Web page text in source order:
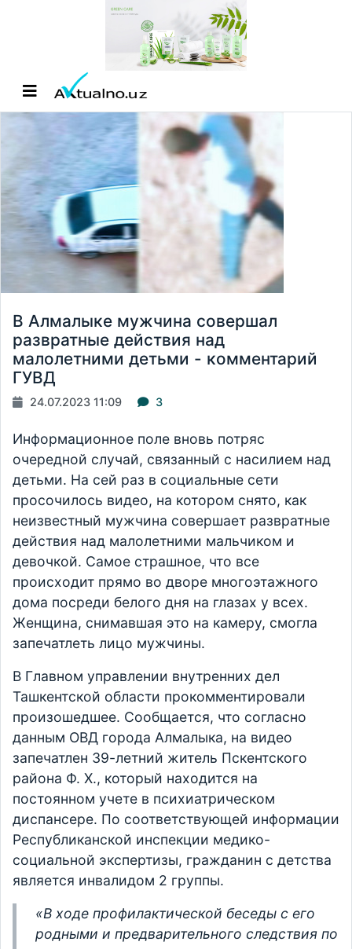
В Алмалыке мужчина совершал
развратные действия над
малолетними детьми - комментарий
ГУВД
24.07.2023 11:09 3
Информационное поле вновь потряс
очередной случай, связанный с насилием над
детьми. На сей раз в социальные сети
просочилось видео, на котором снято, как
неизвестный мужчина совершает развратные
действия над малолетними мальчиком и
девочкой. Самое страшное, что все
происходит прямо во дворе многоэтажного
дома посреди белого дня на глазах у всех.
Женщина, снимавшая это на камеру, смогла
запечатлеть лицо мужчины.
В Главном управлении внутренних дел
Ташкентской области прокомментировали
произошедшее. Сообщается, что согласно
данным ОВД города Алмалыка, на видео
запечатлен 39-летний житель Пскентского
района Ф. Х., который находится на
постоянном учете в психиатрическом
диспансере. По соответствующей информации
Республиканской инспекции медико-
социальной экспертизы, гражданин с детства
является инвалидом 2 группы.
«В ходе профилактической беседы с его
родными и предварительного следствия по